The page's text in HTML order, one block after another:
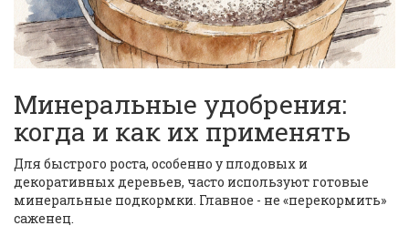
Минеральные удобрения:
когда и как их применять
Для быстрого роста, особенно у плодовых и
декоративных деревьев, часто используют готовые
минеральные подкормки. Главное - не «перекормить»
саженец.